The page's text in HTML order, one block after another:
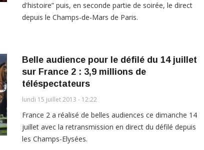
d'histoire” puis, en seconde partie de soirée, le direct
depuis le Champs-de-Mars de Paris.
Belle audience pour le défilé du 14 juillet
sur France 2 : 3,9 millions de
téléspectateurs
lundi 15 juillet 2013 - 12:22
France 2 a réalisé de belles audiences ce dimanche 14
juillet avec la retransmission en direct du défilé depuis
les Champs-Elysées.